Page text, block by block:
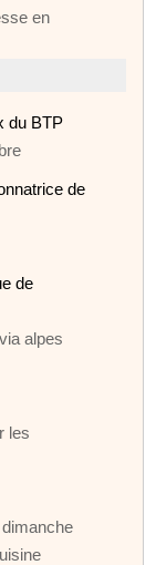
en
du BTP
de
de
alpes
les